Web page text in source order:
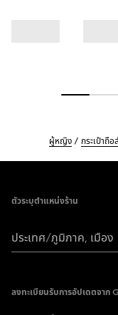
ผู้หญิง กระเป๋าถื
ตัวระบุตำแหน่งร้าน
ประเทศ/ภูมิภาค, เมือง
ลงทะเบียนรับการอัปเดตจาก